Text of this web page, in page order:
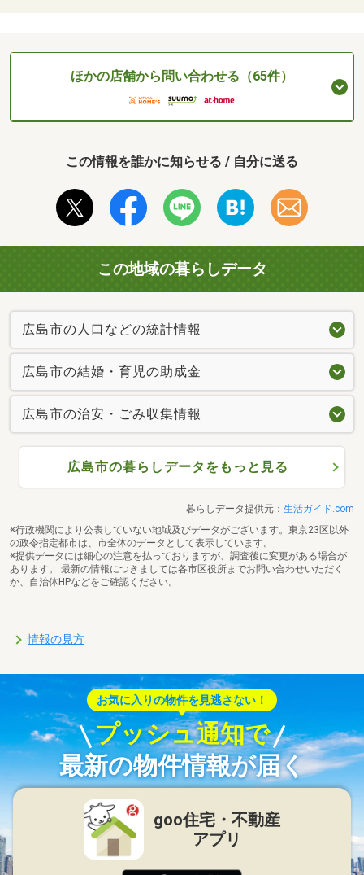
ほかの店舗から問い合わせる（65件）
この情報を誰かに知らせる / 自分に送る
この地域の暮らしデータ
広島市の人口などの統計情報
広島市の結婚・育児の助成金
広島市の治安・ごみ収集情報
広島市の暮らしデータをもっと見る
暮らしデータ提供元： 生活ガイド.com
※行政機関により公表していない地域及びデータがございます。東京23区以外
の政令指定都市は、市全体のデータとして表示しています。
※提供データには細心の注意を払っておりますが、調査後に変更がある場合が
あります。 最新の情報につきましては各市区役所までお問い合わせいただく
か、自治体HPなどをご確認ください。
情報の見方
お気に入りの物件を見逃さない！
プッシュ通知で
最新の物件情報が届く
goo住宅・不動産
アプリ